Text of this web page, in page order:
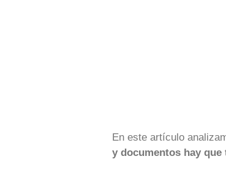
En este artículo
y documentos hay que